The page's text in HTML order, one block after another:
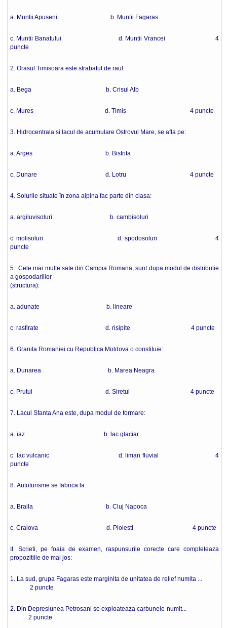
a. Muntii Apuseni b. Muntii Fagaras
c. Muntii Banatului d. Muntii Vrancei 4
puncte
2. Orasul Timisoara este strabatut de raul:
a. Bega b. Crisul Alb
c. Mures d. Timis 4 puncte
3. Hidrocentrala si lacul de acumulare Ostrovul Mare, se afla pe:
a. Arges b. Bistrita
c. Dunare d. Lotru 4 puncte
4. Solurile situate în zona alpina fac parte din clasa:
a. argiluvisoluri b. cambisoluri
c. molisoluri d. spodosoluri 4
puncte
5. Cele mai multe sate din Campia Romana, sunt dupa modul de distributie
a gospodariilor
(structura):
a. adunate b. lineare
c. rasfirate d. risipite 4 puncte
6. Granita Romaniei cu Republica Moldova o constituie:
a. Dunarea b. Marea Neagra
c. Prutul d. Siretul 4 puncte
7. Lacul Sfanta Ana este, dupa modul de formare:
a. iaz b. lac glaciar
c. lac vulcanic d. liman fluvial 4
puncte
8. Autoturisme se fabrica la:
a. Braila b. Cluj Napoca
c. Craiova d. Ploiesti 4 puncte
II. Scrieti, pe foaia de examen, raspunsurile corecte care completeaza
propozitiile de mai jos:
1. La sud, grupa Fagaras este marginita de unitatea de relief numita ...
2 puncte
2. Din Depresiunea Petrosani se exploateaza carbunele numit...
2 puncte